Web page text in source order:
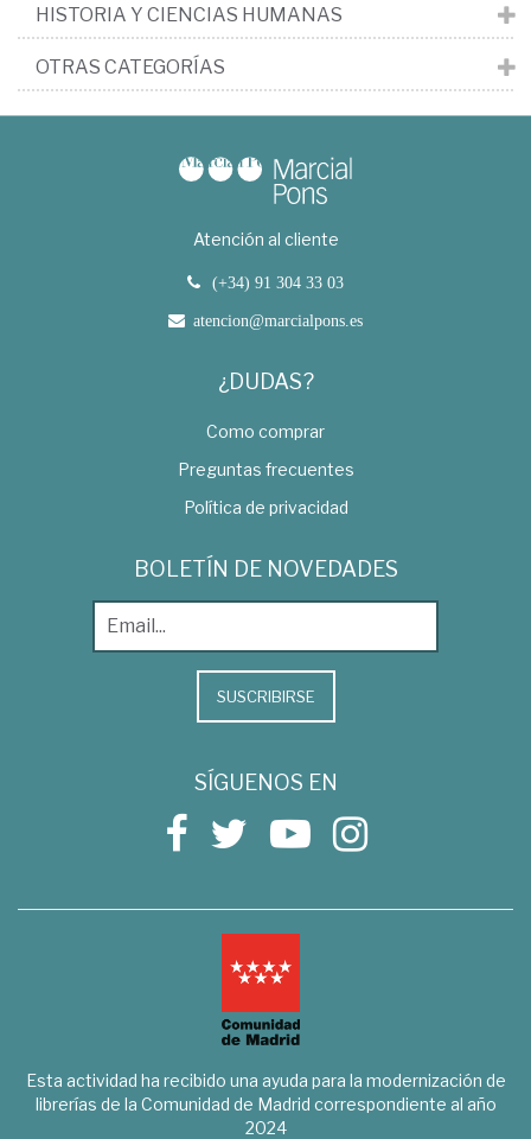
HISTORIA Y CIENCIAS HUMANAS
OTRAS CATEGORÍAS
Atención al cliente
(+34) 91 304 33 03
atencion@marcialpons.es
¿DUDAS?
Como comprar
Preguntas frecuentes
Política de privacidad
BOLETÍN DE NOVEDADES
SUSCRIBIRSE
SÍGUENOS EN
Esta actividad ha recibido una ayuda para la modernización de
librerías de la Comunidad de Madrid correspondiente al año
2024